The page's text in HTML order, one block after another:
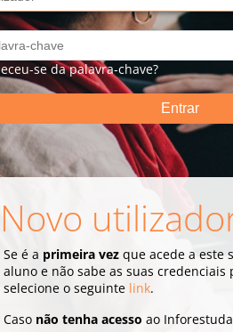
se da palavra-chave?
Novo
Se é a primeira vez que acede a este
aluno e não sabe as suas credenciais
selecione o seguinte link.
Caso não tenha acesso ao